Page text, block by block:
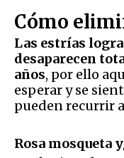
Cómo
Las estrías
desaparecen
años, por ello
esperar y se
pueden recurrir
Rosa mosqueta